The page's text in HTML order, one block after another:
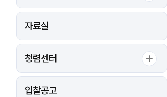
자료실
청렴센터
입찰공고